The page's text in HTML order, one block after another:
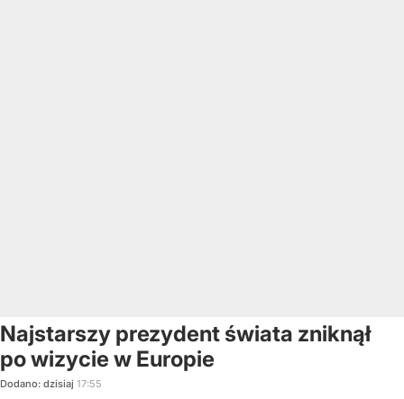
Najstarszy prezydent świata zniknął
po wizycie w Europie
Dodano: dzisiaj 17:55